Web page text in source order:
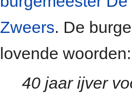
Zweers. De
lovende woorden:
40 jaar ijver